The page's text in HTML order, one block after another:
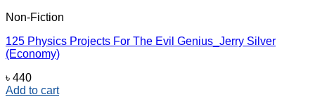
Non-Fiction
125 Physics Projects For The Evil Genius_Jerry Silver
(Economy)
৳ 440
Add to cart